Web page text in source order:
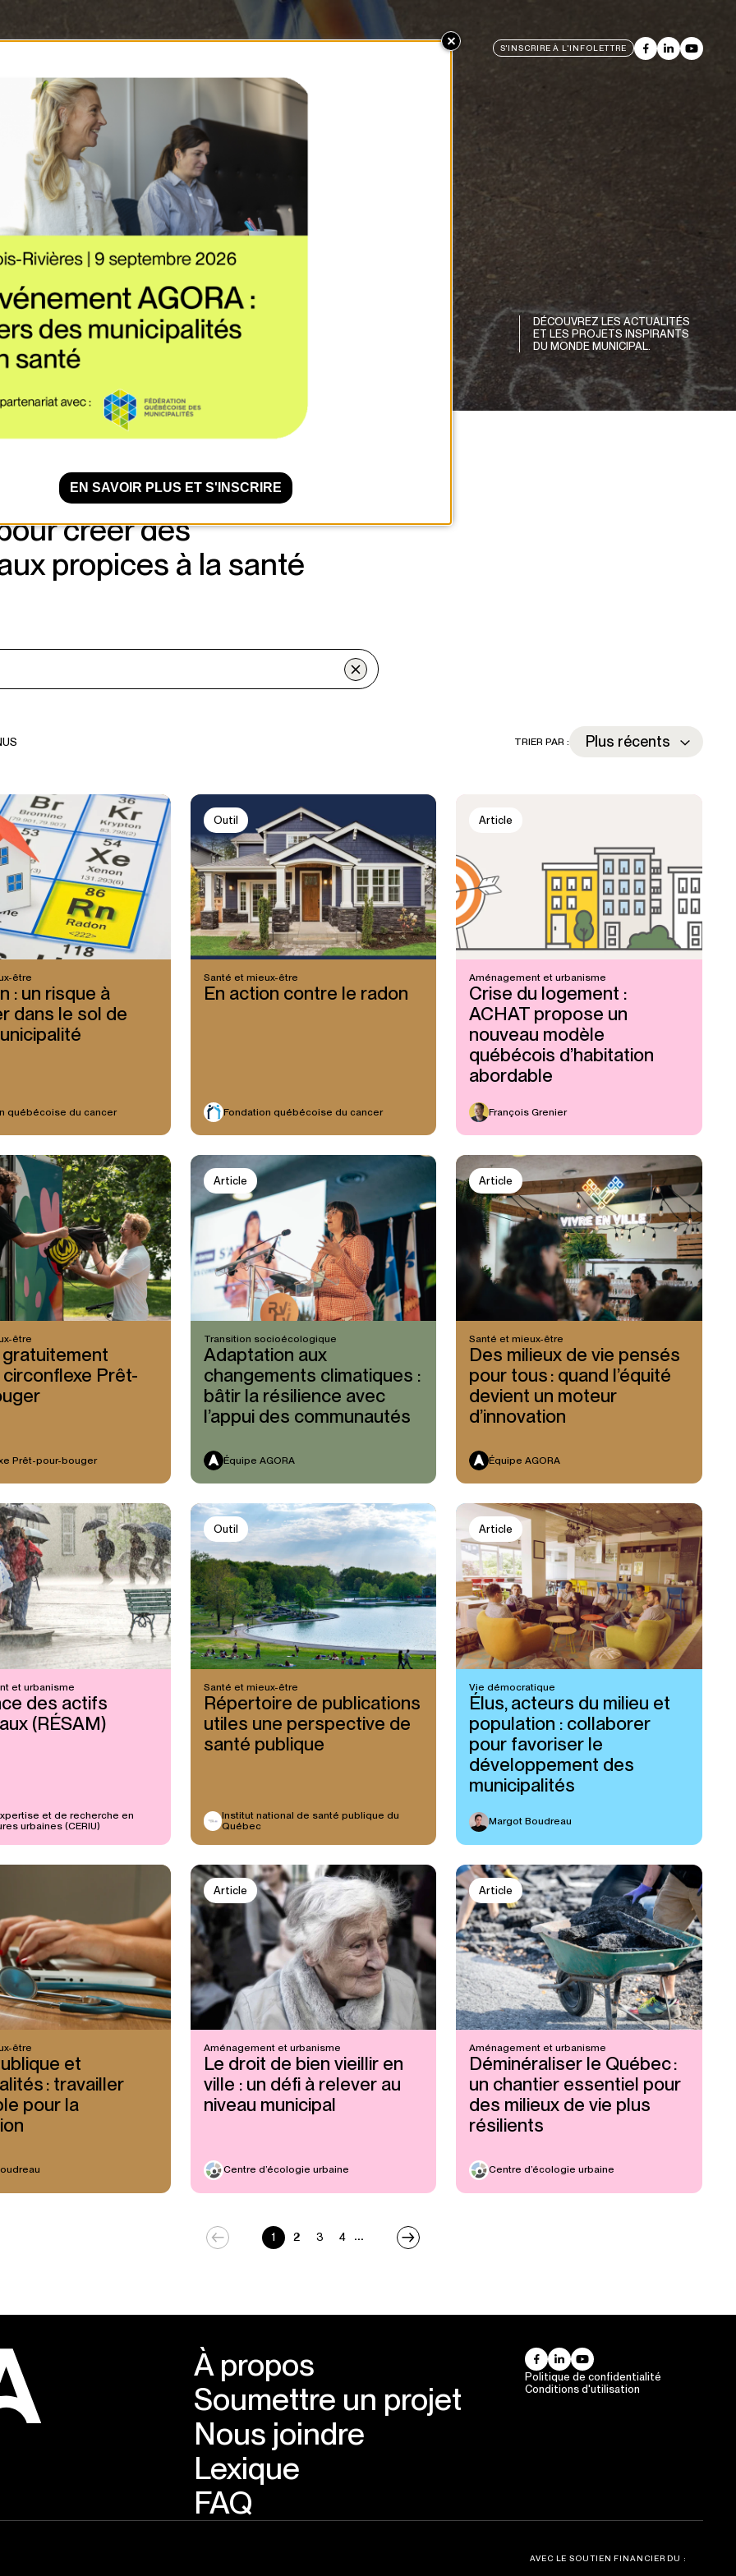
S'INSCRIRE À L'INFOLETTRE
DÉCOUVREZ LES ACTUALITÉS
ET LES PROJETS INSPIRANTS
DU MONDE MUNICIPAL.
outils, des dossiers
de cas réalisés aux
créer des
propices à la santé
S TRIER PAR :
être
: un risque à
dans le sol de
québécoise du cancer
Outil
Santé et mieux-être
En action contre le radon
Fondation québécoise du cancer
Article
Aménagement et urbanisme
Crise du logement :
ACHAT propose un
nouveau modèle
québécois d’habitation
abordable
François Grenier
être
Prêt-
Prêt-pour-bouger
Article
Transition socioécologique
Adaptation aux
changements climatiques :
bâtir la résilience avec
l’appui des communautés
Équipe AGORA
Article
Santé et mieux-être
Des milieux de vie pensés
pour tous : quand l’équité
devient un moteur
d’innovation
Équipe AGORA
et urbanisme
des actifs
(RÉSAM)
et de recherche en
urbaines (CERIU)
Outil
Santé et mieux-être
Répertoire de publications
utiles une perspective de
santé publique
Institut national de santé publique du
Québec
Article
Vie démocratique
Élus, acteurs du milieu et
population : collaborer
pour favoriser le
développement des
municipalités
Margot Boudreau
être
et
: travailler
pour la
Article
Aménagement et urbanisme
Le droit de bien vieillir en
ville : un défi à relever au
niveau municipal
Centre d’écologie urbaine
Article
Aménagement et urbanisme
Déminéraliser le Québec :
un chantier essentiel pour
des milieux de vie plus
résilients
Centre d’écologie urbaine
1 2 3 4 ...
À propos
Soumettre un projet
Nous joindre
Lexique
FAQ
Politique de confidentialité
Conditions d'utilisation
AVEC LE SOUTIEN FINANCIER DU :
EN SAVOIR PLUS ET S'INSCRIRE